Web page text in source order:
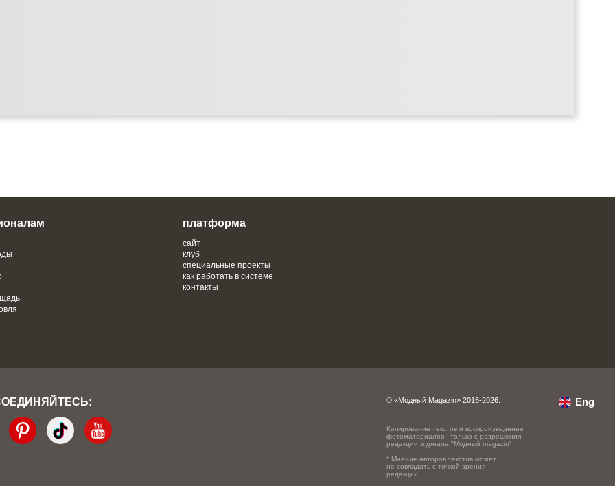
платформа
сайт
клуб
специальные проекты
как работать в системе
контакты
© «Модный Magazin» 2016-2026.
Копирование текстов и воспроизведение
фотоматериалов - только с разрешения
редакции журнала "Модный magazin".
* Мнение авторов текстов может
не совпадать с точкой зрения
редакции.
Eng